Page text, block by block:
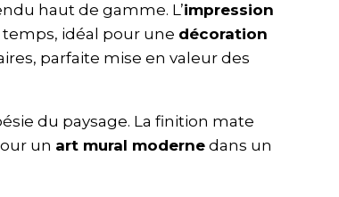
haut de gamme. L’impression
idéal pour une décoration
parfaite mise en valeur des
du paysage. La finition mate
un art mural moderne dans un